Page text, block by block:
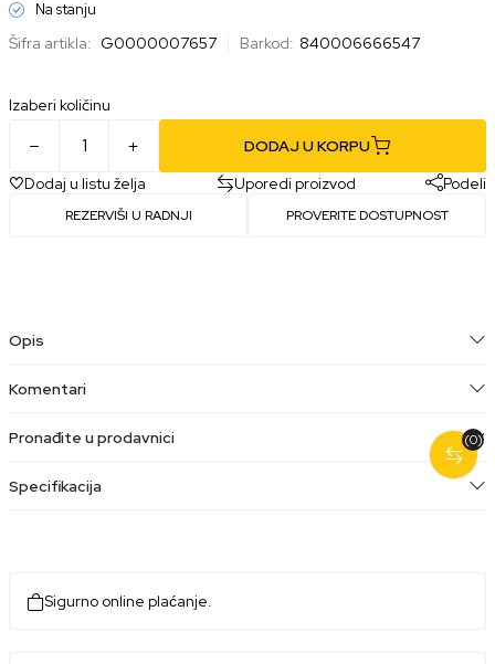
Na stanju
Šifra artikla: G0000007657 Barkod: 840006666547
Izaberi količinu
DODAJ U KORPU
Dodaj u listu želja
Uporedi proizvod Podeli
REZERVIŠI U RADNJI PROVERITE DOSTUPNOST
(0)
Opis
Komentari
Pronađite u prodavnici
Specifikacija
Sigurno online plaćanje.